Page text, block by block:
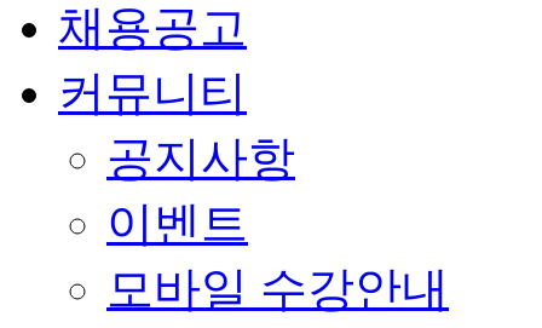
채용공고
커뮤니티
공지사항
이벤트
모바일 수강안내